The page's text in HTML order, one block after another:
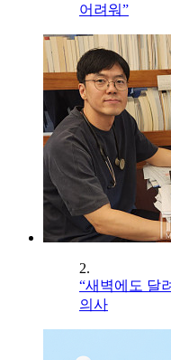
어려워”
2.
“새벽에도 달
의사